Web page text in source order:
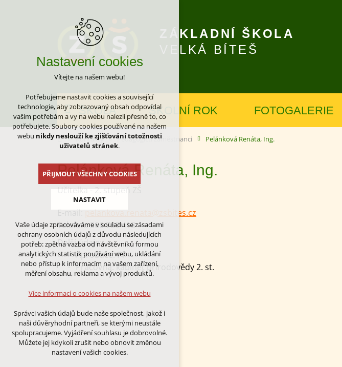
ZÁKLADNÍ ŠKOLA
VELKÁ BÍTEŠ
ŠKOLA ŠKOLNÍ ROK FOTOGALERIE
Nastavení cookies
Vítejte na našem webu!
Potřebujeme nastavit cookies a související
technologie, aby zobrazovaný obsah odpovídal
vašim potřebám a vy na webu nalezli přesně to, co
potřebujete. Soubory cookies používané na našem
webu nikdy neslouží ke zjišťování totožnosti
uživatelů stránek.
PŘIJMOUT VŠECHNY COOKIES
NASTAVIT
Technická cookies
nutná pro provozování webu
udržení kontextu stránek (session):
případná přihlášení, volby jazyka, apod.
Volitelná cookies
analytická pro anonymizované
vyhodnocení návštěvnosti
marketingová cookies (Google)
Více informací o cookies na našem webu
Vaše údaje zpracováváme v souladu se zásadami
ochrany osobních údajů z důvodu následujících
potřeb: zpětná vazba od návštěvníků formou
analytických statistik používání webu, ukládání
nebo přístup k informacím na vašem zařízení,
měření obsahu, reklama a vývoj produktů.
Více informací o cookies na našem webu
Správci vašich údajů bude naše společnost, jakož i
naši důvěryhodní partneři, se kterými neustále
spolupracujeme. Vyjádření souhlasu je dobrovolné.
Můžete jej kdykoli zrušit nebo obnovit změnou
nastavení vašich cookies.
Kontakty Pedagogičtí zaměstnanci Pelánková Renáta, Ing.
Pelánková Renáta, Ing.
Učitelka - 2. stupeň ZŠ
E-mail: pelankova.renata@zsbites.cz
Telefon:566 789 418
Další údaje:
Aprobace: Př
Pracovna: kabinet přírodovědy 2. st.